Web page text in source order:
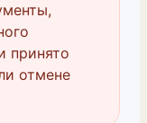
принято
отмене